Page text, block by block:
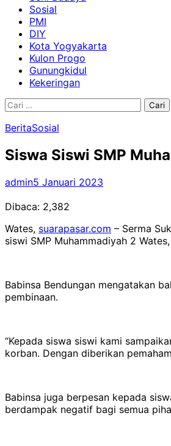
Sosial
PMI
DIY
Kota Yogyakarta
Kulon Progo
Gunungkidul
Kekeringan
Cari
BeritaSosial
Siswa Siswi SMP
admin5 Januari 2023
Dibaca: 2,382
Wates, suarapasar.com – Serma
siswi SMP Muhammadiyah 2
Babinsa Bendungan mengatakan
pembinaan.
“Kepada siswa siswi kami
korban. Dengan diberikan
Babinsa juga berpesan kepada
berdampak negatif bagi semua